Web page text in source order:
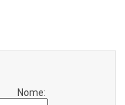
Nome: